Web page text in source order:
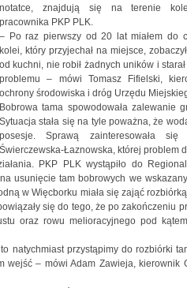
notatce, znajdują się na terenie
pracownika PKP PLK.
– Po raz pierwszy od 20 lat miałem do
kolei, który przyjechał na miejsce,
od kuchni, nie robił żadnych uników i
problemu – mówi Tomasz Fifielski,
ochrony środowiska i dróg Urzędu
Bobrowa tama spowodowała zalewanie
Sytuacja stała się na tyle poważna, że
posesje. Sprawą zainteresowała
Świerczewska-Łaznowska, której problem
PKP PLK wystąpiło do
usunięcie tam bobrowych we
w Więcborku miała się zająć
się do tego, że po zakończeniu
oraz rowu melioracyjnego pod
natychmiast przystąpimy do rozbiórki
– mówi Adam Zawieja, kierownik